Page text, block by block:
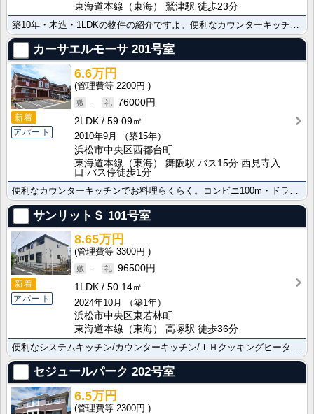
東海道本線（東海） 鷲津駅 徒歩23分
カーサエルモーサ 201号室
新着
アパート
6.6万円
2200円
-
76000円
2LDK
59.09㎡
2010年9月
（築15年）
浜松市中央区西都台町
東海道本線（東海） 舞阪駅 バス15分 西見寺入
口 バス停徒歩1分
サンリットＳ 101号室
新着
アパート
8.65万円
3300円
-
96500円
1LDK
50.14㎡
2024年10月
（築1年）
浜松市中央区東若林町
東海道本線（東海） 高塚駅 徒歩36分
セジュールパーク 202号室
6.5万円
2300円